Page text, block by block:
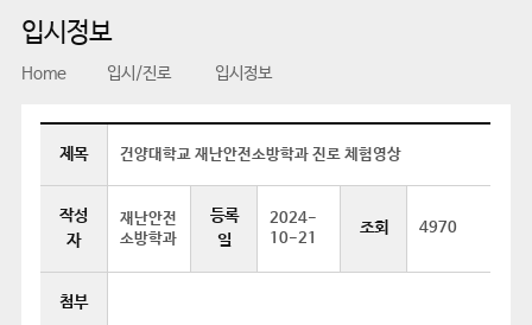
입시정보
Home 입시/진로 입시정보
제목 건양대학교 재난안전소방학과 진로 체험영상
작성
자
재난안전
소방학과
등록
일
2024-
10-21
조회 4970
첨부